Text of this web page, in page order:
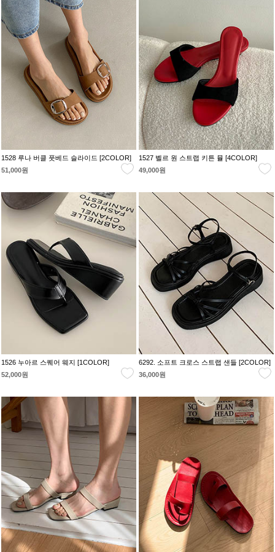
1528 루나 버클 풋베드 슬라이드 [2COLOR]
51,000원
1527 벨르 원 스트랩 키튼 뮬 [4COLOR]
49,000원
1526 누아르 스퀘어 웨지 [1COLOR]
52,000원
6292. 소프트 크로스 스트랩 샌들 [2COLOR]
36,000원